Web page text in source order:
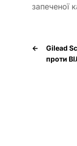
запеченої
←
Gilead
проти